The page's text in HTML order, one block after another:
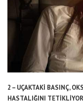
2 – UÇAKTAKİ BASINÇ,
HASTALIĞINI TETİKLİYOR